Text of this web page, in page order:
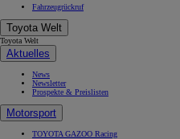
Fahrzeugrückruf
Toyota Welt
Toyota Welt
Aktuelles
News
Newsletter
Prospekte & Preislisten
Motorsport
TOYOTA GAZOO Racing